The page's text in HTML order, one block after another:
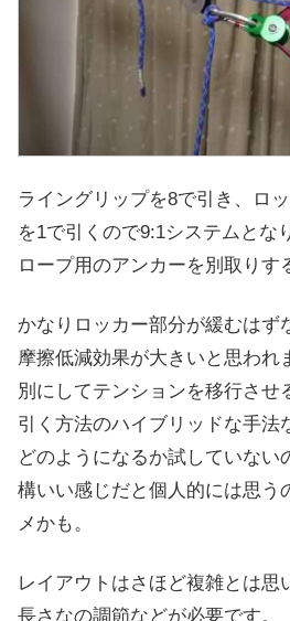
ライングリップを8で引き、ロ
を1で引くので9:1システムとな
ロープ用のアンカーを別取りす
かなりロッカー部分が緩むはず
摩擦低減効果が大きいと思われ
別にしてテンションを移行させ
引く方法のハイブリッドな手法
どのようになるか試していない
構いい感じだと個人的には思う
メかも。
レイアウトはさほど複雑とは思
長さなの調節などが必要です。